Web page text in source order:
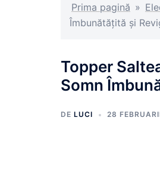
Prima pagină »
Îmbunătățită și
Topper
Somn
DE LUCI 28